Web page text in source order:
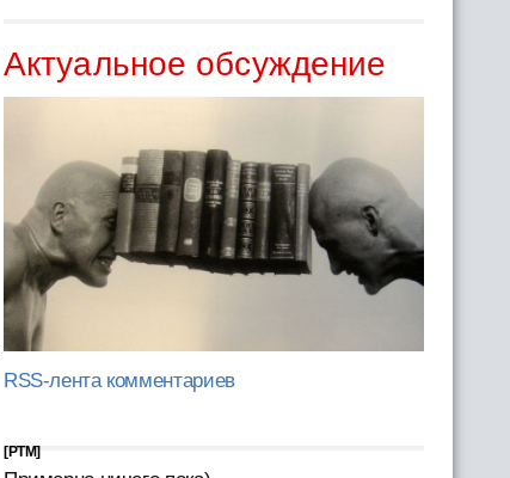
Актуальное обсуждение
RSS-лента комментариев
[PTM]